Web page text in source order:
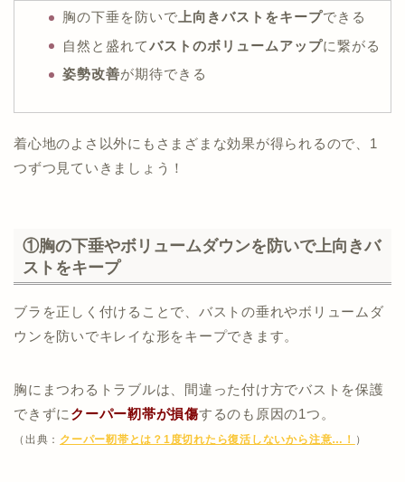
胸の下垂を防いで 上向きバストをキープできる
自然と盛れてバストのボリュームアップに繋がる
姿勢改善が期待できる
着心地のよさ以外にもさまざまな効果が得られるので、1
つずつ見ていきましょう！
①胸の下垂やボリュームダウンを防いで上向きバ
ストをキープ
ブラを正しく付けることで、バストの垂れやボリュームダ
ウンを防いでキレイな形をキープできます。
胸にまつわるトラブルは、間違った付け方でバストを保護
できずに クーパー靭帯が損傷するのも原因の1つ。
（出典： クーパー靭帯とは？1度切れたら復活しないから注意…！ ）